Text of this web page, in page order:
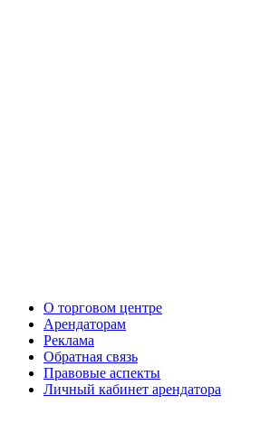
О торговом центре
Арендаторам
Реклама
Обратная связь
Правовые аспекты
Личный кабинет арендатора